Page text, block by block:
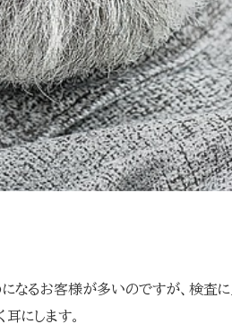
なるお客様が多いのですが、検査
にします。